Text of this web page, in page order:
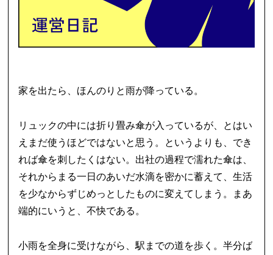
家を出たら、ほんのりと雨が降っている。
リュックの中には折り畳み傘が入っているが、とはい
えまだ使うほどではないと思う。というよりも、でき
れば傘を刺したくはない。出社の過程で濡れた傘は、
それからまる一日のあいだ水滴を密かに蓄えて、生活
を少なからずじめっとしたものに変えてしまう。まあ
端的にいうと、不快である。
小雨を全身に受けながら、駅までの道を歩く。半分ば